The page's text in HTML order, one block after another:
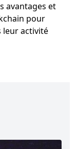
avantages et
pour
leur activité